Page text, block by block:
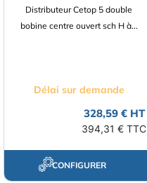
Distributeur Cetop 5 double
bobine centre ouvert sch H à...
Délai sur demande
328,59 € HT
394,31 € TTC
CONFIGURER